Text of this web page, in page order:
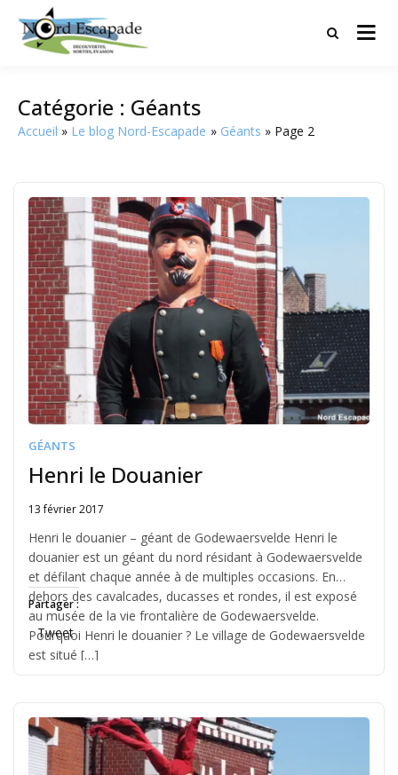
Tourisme et randonnées en Hauts
Catégorie : Géants
Accueil Le blog Nord-Escapade Géants Page 2
GÉANTS
Henri le Douanier
Written
Jérémie
13 février 2017
Henri le douanier – géant de Godewaersvelde Henri le
douanier est un géant du nord résidant à Godewaersvelde
et défilant chaque année à de multiples occasions. En
dehors des cavalcades, ducasses et rondes, il est exposé
au musée de la vie frontalière de Godewaersvelde.
Pourquoi Henri le douanier ? Le village de Godewaersvelde
est situé […]
Partager :
Tweet